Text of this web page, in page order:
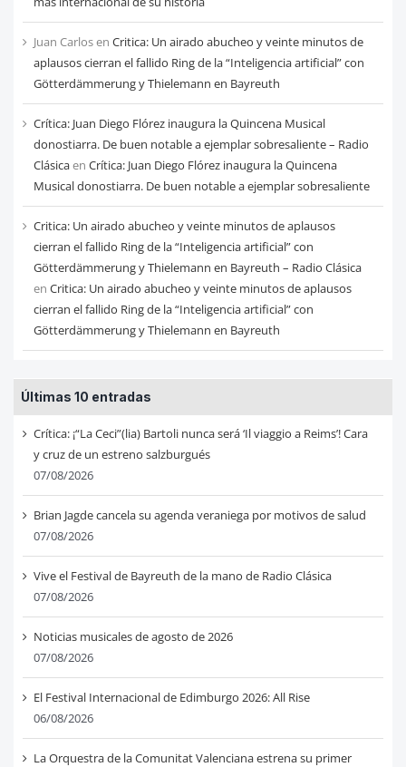
Juan Carlosen Critica: Un airado abucheo y veinte minutos de
aplausos cierran el fallido Ring de la “Inteligencia artificial” con
Götterdämmerung y Thielemann en Bayreuth
Crítica: Juan Diego Flórez inaugura la Quincena Musical
donostiarra. De buen notable a ejemplar sobresaliente – Radio
Clásicaen Crítica: Juan Diego Flórez inaugura la Quincena
Musical donostiarra. De buen notable a ejemplar sobresaliente
Critica: Un airado abucheo y veinte minutos de aplausos
cierran el fallido Ring de la “Inteligencia artificial” con
Götterdämmerung y Thielemann en Bayreuth – Radio Clásica
en Critica: Un airado abucheo y veinte minutos de aplausos
cierran el fallido Ring de la “Inteligencia artificial” con
Götterdämmerung y Thielemann en Bayreuth
Últimas 10 entradas
Crítica: ¡“La Ceci”(lia) Bartoli nunca será ‘Il viaggio a Reims’! Cara
y cruz de un estreno salzburgués
07/08/2026
Brian Jagde cancela su agenda veraniega por motivos de salud
07/08/2026
Vive el Festival de Bayreuth de la mano de Radio Clásica
07/08/2026
Noticias musicales de agosto de 2026
07/08/2026
El Festival Internacional de Edimburgo 2026: All Rise
06/08/2026
La Orquestra de la Comunitat Valenciana estrena su primer